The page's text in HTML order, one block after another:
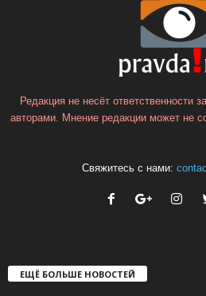
Редакция не несёт ответственности
авторами. Мнение редакции может не
Свяжитесь с нами:
ЕЩЁ БОЛЬШЕ НОВОСТЕЙ